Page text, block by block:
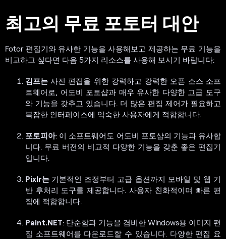
최고의 무료 포토터 대안
Fotor 편집기와 유사한 기능을 사용해보고 제공하는 무료 기능을
비교하고 싶다면 다음 5가지 리소스를 사용해 보시기 바랍니다:
김프는 사진 편집을 위한 강력하고 강력한 오픈 소스 소프
트웨어로, 어도비 포토샵과 매우 유사한 다양한 고급 도구
와 기능을 갖추고 있습니다. 더 많은 편집 제어가 필요하고
복잡한 인터페이스에 익숙한 사용자에게 적합합니다.
포토피아: 이 소프트웨어도 어도비 포토샵의 기능과 유사합
니다. 무료 버전의 비교적 다양한 기능을 갖춘 좋은 편집기
입니다.
Pixlr는 기본적인 조정부터 고급 옵션까지 모바일 및 웹 기
반 후처리 도구를 제공합니다. 사용자 친화적이며 빠른 편
집에 적합합니다.
Paint.NET: 단순함과 기능을 겸비한 Windows용 이미지 편
집 소프트웨어를 다운로드할 수 있습니다. 다양한 편집 요